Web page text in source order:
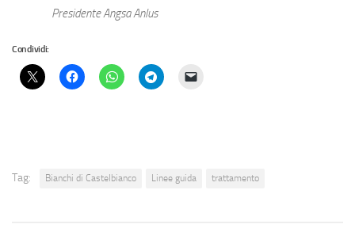
Presidente Angsa Anlus
Condividi:
Tag: Bianchi di Castelbianco Linee guida trattamento